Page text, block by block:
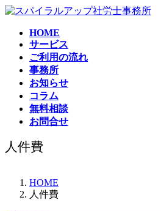
コ
ナ
HOME
サービス
ご利用の流れ
事務所
お知らせ
コラム
無料相談
お問合せ
人件費
HOME
人件費